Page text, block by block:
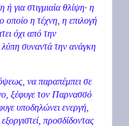
για στιγμιαία θλίψη· η
οποίο η τέχνη, η επιλογή
όχι από την
συναντά την ανάγκη
να παραπέμπει σε
ξέφυγε τον Παρνασσό
υποδηλώνει ενεργή,
προσδίδοντας